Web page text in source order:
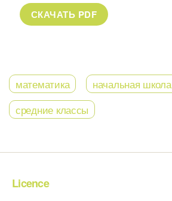
математика
начальная школа
средние классы
Licence